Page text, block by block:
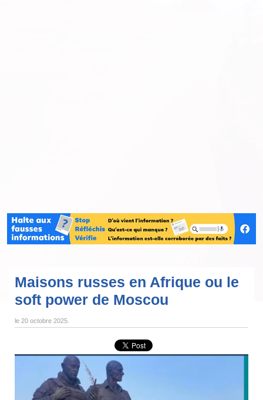
Maisons russes en Afrique ou le
soft power de Moscou
le 20 octobre 2025